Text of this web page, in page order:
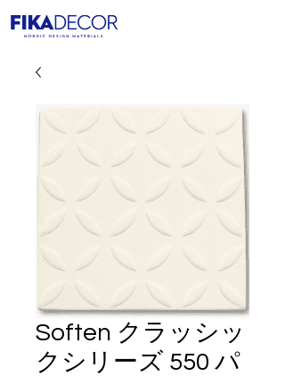
Soften クラッシッ
クシリーズ 550 パ